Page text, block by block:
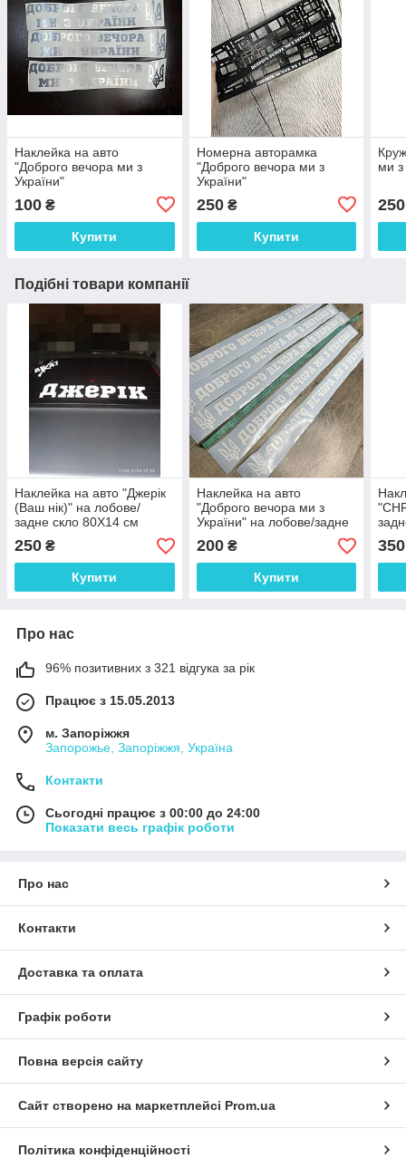
Наклейка на авто
"Доброго вечора ми з
України"
100 ₴
Купити
Номерна авторамка
"Доброго вечора ми з
України"
250₴
Купити
ми з
250
Подібні товари компанії
Наклейка на авто "Джерік
(Ваш нік)" на лобове/
задне скло 80Х14 см
250 ₴
Купити
Наклейка на авто
"Доброго вечора ми з
України" на лобове/задне
скло 77х7 см
200₴
Купити
350
Про нас
96% позитивних з 321 відгука за рік
Працює з 15.05.2013
м. Запоріжжя
Запорожье, Запоріжжя, Україна
Контакти
Сьогодні працює з 00:00 до 24:00
Показати весь графік роботи
Про нас
Контакти
Доставка та оплата
Графік роботи
Повна версія сайту
Сайт створено на маркетплейсі Prom.ua
Політика конфіденційності